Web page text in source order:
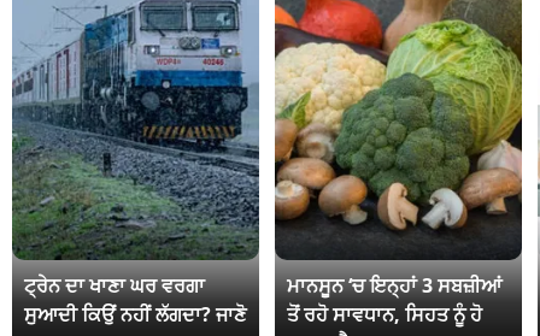
ਟ੍ਰੇਨ ਦਾ ਖਾਣਾ ਘਰ ਵਰਗਾ
ਸੁਆਦੀ ਕਿਉਂ ਨਹੀਂ ਲੱਗਦਾ? ਜਾਣੋ
ਮਾਨਸੂਨ ‘ਚ ਇਨ੍ਹਾਂ 3 ਸਬਜ਼ੀਆਂ
ਤੋਂ ਰਹੋ ਸਾਵਧਾਨ, ਸਿਹਤ ਨੂੰ ਹੋ